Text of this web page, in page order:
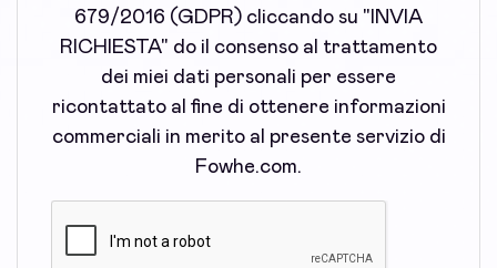
679/2016 (GDPR) cliccando su "INVIA
RICHIESTA" do il consenso al trattamento
dei miei dati personali per essere
ricontattato al fine di ottenere informazioni
commerciali in merito al presente servizio di
Fowhe.com.